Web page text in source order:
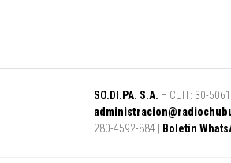
SO.DI.PA. S.A. – CUIT: 30-
280-4592-884 |
Boletín